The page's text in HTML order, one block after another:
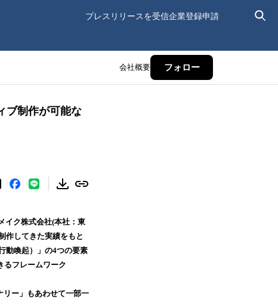
プレスリリースを受信企業登録申請
会社概要 フォロー
ブ制作が可能な
イク株式会社(本社：東
作してきた実績をもと
喚起）」の4つの要素
るフレームワーク
ー」もあわせて一部一